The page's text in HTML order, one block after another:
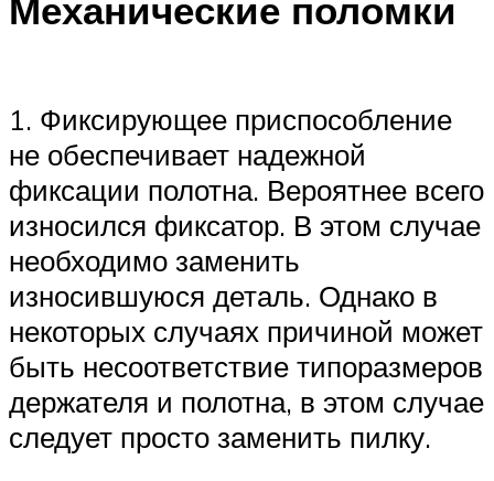
Механические поломки
1. Фиксирующее приспособление
не обеспечивает надежной
фиксации полотна. Вероятнее всего
износился фиксатор. В этом случае
необходимо заменить
износившуюся деталь. Однако в
некоторых случаях причиной может
быть несоответствие типоразмеров
держателя и полотна, в этом случае
следует просто заменить пилку.